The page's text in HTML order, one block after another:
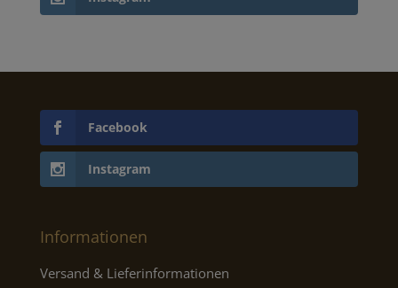
Facebook
Instagram
Informationen
Versand & Lieferinformationen